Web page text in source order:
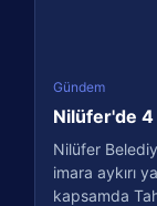
Gündem
Nilüfer'de 4
Nilüfer
imara aykırı
kapsamda